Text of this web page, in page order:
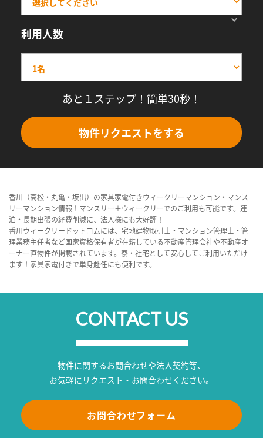
利用人数
あと１ステップ！簡単30秒！
物件リクエストをする
香川（高松・丸亀・坂出）の家具家電付きウィークリーマンション・マンス
リーマンション情報！マンスリー＋ウィークリーでのご利用も可能です。連
泊・長期出張の経費削減に、法人様にも大好評！
香川ウィークリードットコムには、宅地建物取引士・マンション管理士・管
理業務主任者など国家資格保有者が在籍している不動産管理会社や不動産オ
ーナー直物件が掲載されています。寮・社宅として安心してご利用いただけ
ます！家具家電付きで単身赴任にも便利です。
CONTACT US
物件に関するお問合わせや法人契約等、
お気軽にリクエスト・お問合わせください。
お問合わせフォーム